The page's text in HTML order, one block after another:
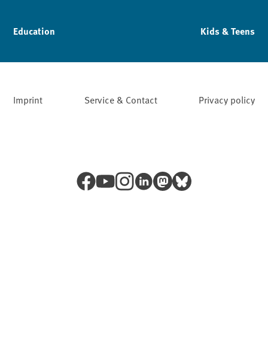
Education Kids & Teens
Imprint Service & Contact Privacy policy